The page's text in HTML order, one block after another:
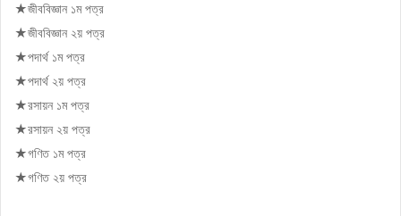
★জীববিজ্ঞান ১ম পত্র
★জীববিজ্ঞান ২য় পত্র
★পদার্থ ১ম পত্র
★পদার্থ ২য় পত্র
★রসায়ন ১ম পত্র
★রসায়ন ২য় পত্র
★গণিত ১ম পত্র
★গণিত ২য় পত্র